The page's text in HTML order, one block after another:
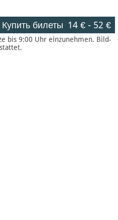
Купить билеты 14 €- 52 €
bis 9:00 Uhr einzunehmen. Bild-